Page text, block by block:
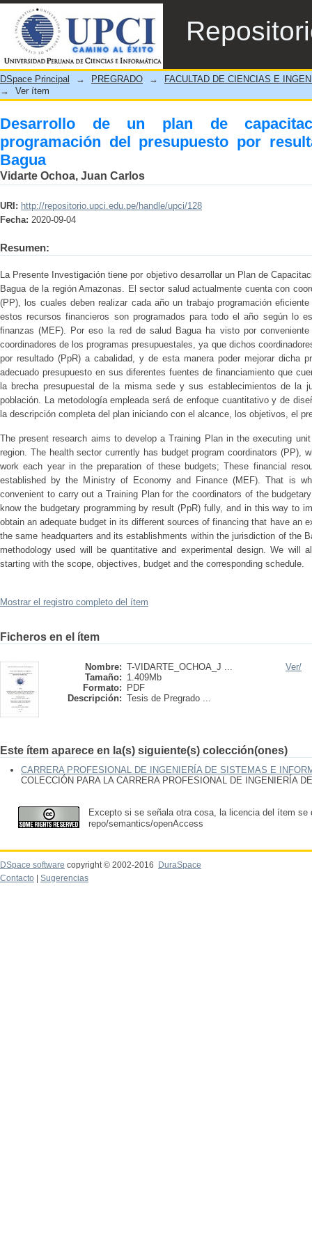
Desarrollo de un plan de capacitación
resultado de la red de salud Bagua
DSpace Principal → PREGRADO →
FACULTAD DE CIENCIAS E
→
Ver ítem
Desarrollo de un plan de
programación del presupuesto por
Bagua
Vidarte Ochoa, Juan Carlos
URI: http://repositorio.upci.edu.pe/handle/upci/128
Fecha: 2020-09-04
Resumen:
La Presente Investigación tiene por objetivo desarrollar un Plan de
Bagua de la región Amazonas. El sector salud actualmente cuenta con
(PP), los cuales deben realizar cada año un trabajo programación
estos recursos financieros son programados para todo el año según lo
finanzas (MEF). Por eso la red de salud Bagua ha visto por
coordinadores de los programas presupuestales, ya que dichos
por resultado (PpR) a cabalidad, y de esta manera poder mejorar dicha
adecuado presupuesto en sus diferentes fuentes de financiamiento que
la brecha presupuestal de la misma sede y sus establecimientos de la
población. La metodología empleada será de enfoque cuantitativo y de
la descripción completa del plan iniciando con el alcance, los objetivos, el
The present research aims to develop a Training Plan in the executing
region. The health sector currently has budget program coordinators (PP),
work each year in the preparation of these budgets; These financial
established by the Ministry of Economy and Finance (MEF). That is
convenient to carry out a Training Plan for the coordinators of the
know the budgetary programming by result (PpR) fully, and in this way to
obtain an adequate budget in its different sources of financing that have an
the same headquarters and its establishments within the jurisdiction of the
methodology used will be quantitative and experimental design. We will
starting with the scope, objectives, budget and the corresponding schedule.
Mostrar el registro completo del ítem
Ficheros en el ítem
Nombre: T-VIDARTE_OCHOA_J ...
Tamaño: 1.409Mb
Formato:
PDF
Descripción: Tesis de Pregrado ...
Ver/
Este ítem aparece en la(s) siguiente(s) colección(ones)
CARRERA PROFESIONAL DE INGENIERÍA DE SISTEMAS E
COLECCIÓN PARA LA CARRERA PROFESIONAL DE INGENIERÍA
Excepto si se señala otra cosa, la licencia del ítem se
repo/semantics/openAccess
DSpace software copyright © 2002-2016
DuraSpace
Contacto
Sugerencias